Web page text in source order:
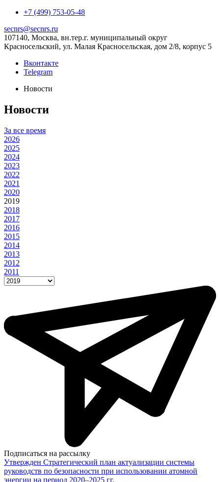
+7 (499) 753-05-48
secnrs@secnrs.ru
107140, Москва, вн.тер.г. муниципальный округ
Красносельский, ул. Малая Красносельская, дом 2/8, корпус 5
Вконтакте
Telegram
Новости
Новости
За все время
2026
2025
2024
2023
2022
2021
2020
2019
2018
2017
2016
2015
2014
2013
2012
2011
Подписаться на рассылку
Утвержден Стратегический план актуализации системы
руководств по безопасности при использовании атомной
энергии на период 2020–2025 гг.